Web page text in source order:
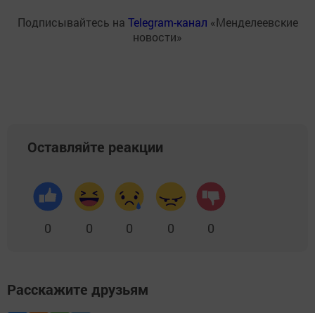
Подписывайтесь на Telegram-канал «Менделеевские
новости»
Оставляйте реакции
0 0 0 0 0
Расскажите друзьям